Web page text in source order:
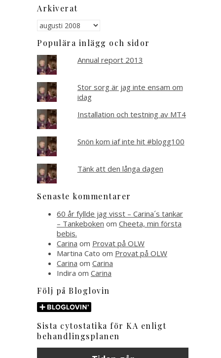
Arkiverat
Arkiverat
Populära inlägg och sidor
Annual report 2013
Stor sorg är jag inte ensam om
idag
Installation och testning av MT4
Snön kom iaf inte hit #blogg100
Tänk att den långa dagen
Senaste kommentarer
60 år fyllde jag visst – Carina´s tankar
– Tankeboken om Cheeta, min första
bebis.
Carina om Provat på OLW
Martina Cato om Provat på OLW
Carina om Carina
Indira om Carina
Följ på Bloglovin
Sista cytostatika för KA enligt
behandlingsplanen